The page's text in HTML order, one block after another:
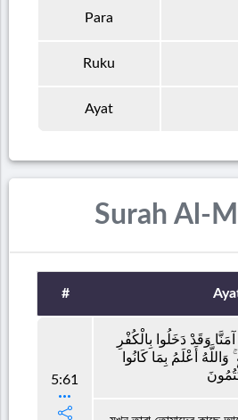
Para
Ruku
Ayat
Surah Al-
#
5:61
وَقَدْ دَخَلُوا بِالْكُفْرِ
أَعْلَمُ بِمَا كَانُوا